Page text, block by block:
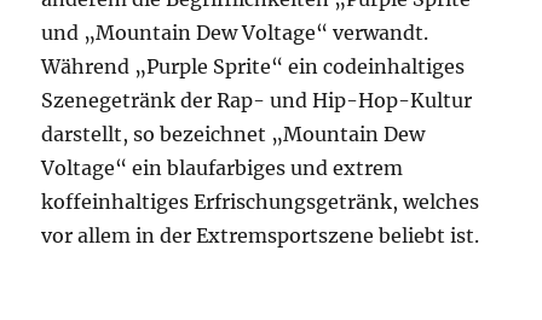
und „Mountain Dew Voltage“ verwandt.
Während „Purple Sprite“ ein codeinhaltiges
Szenegetränk der Rap- und Hip-Hop-Kultur
darstellt, so bezeichnet „Mountain Dew
Voltage“ ein blaufarbiges und extrem
koffeinhaltiges Erfrischungsgetränk, welches
vor allem in der Extremsportszene beliebt ist.